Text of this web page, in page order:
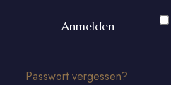
Anmelden
Passwort vergessen?